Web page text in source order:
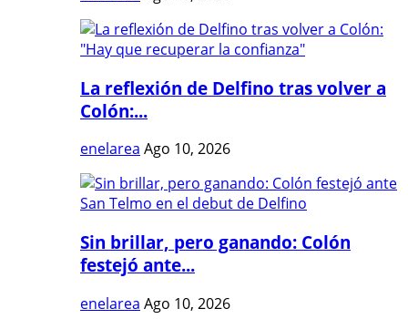
La reflexión de Delfino tras volver a
Colón:...
enelarea Ago 10, 2026
Sin brillar, pero ganando: Colón
festejó ante...
enelarea Ago 10, 2026